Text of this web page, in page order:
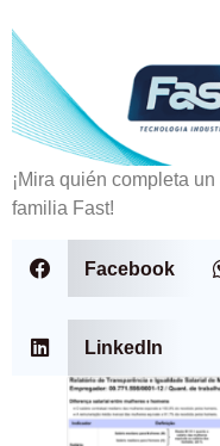
¡Mira quién completa
familia Fast!
Facebook
LinkedIn